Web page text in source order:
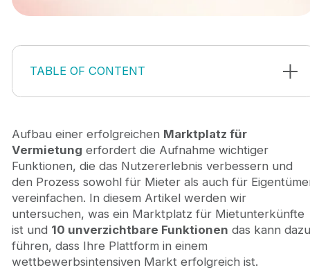
TABLE OF CONTENT
Was ist ein Mietmarktplatz?
Registrierung eines Profils
Angebote zur Vermietung
Suchfilter
Online-Zahlungen
GPS-Integration
Wunschzettel
Verfügbarkeitsmanagement
Nachrichten- und Benachrichtigungssystem
Bewertungen
Aufbau einer erfolgreichen Marktplatz für
Vermietung erfordert die Aufnahme wichtiger
Funktionen, die das Nutzererlebnis verbessern und
den Prozess sowohl für Mieter als auch für
vereinfachen. In diesem Artikel werden wir
untersuchen, was ein Marktplatz für Mietunterkünfte
ist und 10 unverzichtbare Funktionen das kann dazu
führen, dass Ihre Plattform in einem
wettbewerbsintensiven Markt erfolgreich ist.